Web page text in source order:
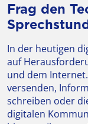
Frag den
In der heutigen
auf
und dem
versenden,
schreiben oder
digitalen